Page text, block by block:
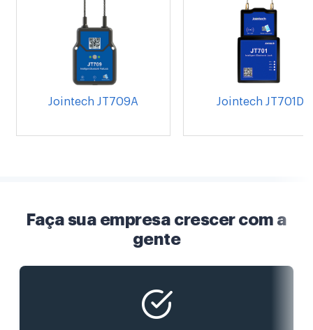
Jointech JT709A Jointech JT701D
Faça sua empresa crescer com a
gente